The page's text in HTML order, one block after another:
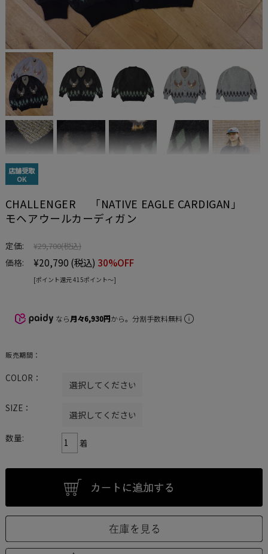
店舗受取
OK
CHALLENGER 「NATIVE EAGLE CARDIGAN」
モヘアウールカーディガン
定価: ¥29,700(税込)
価格: ¥20,790 (税込) 30%OFF
[ポイント還元 415ポイント〜]
なら月々6,930円から。分割手数料無料
販売期間：
COLOR：
SIZE：
数量: 着